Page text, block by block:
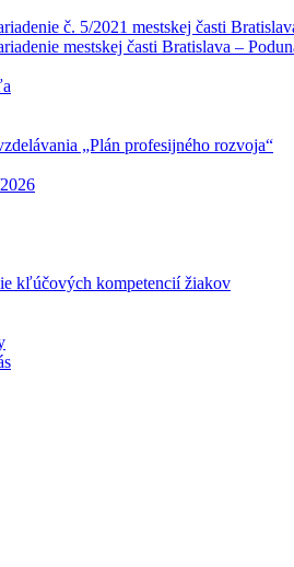
č. 5/2021 mestskej časti
mestskej časti Bratislava –
„Plán profesijného rozvoja“
kľúčových kompetencií žiakov